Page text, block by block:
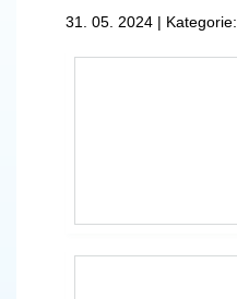
31. 05. 2024 | Kategorie: